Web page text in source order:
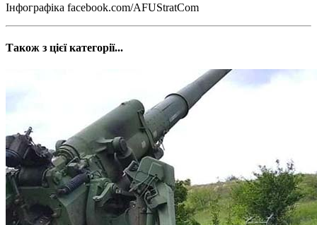
Інфографіка facebook.com/AFUStratCom
Також з цієї категорії...